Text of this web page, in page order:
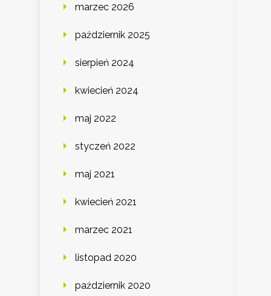
marzec 2026
październik 2025
sierpień 2024
kwiecień 2024
maj 2022
styczeń 2022
maj 2021
kwiecień 2021
marzec 2021
listopad 2020
październik 2020